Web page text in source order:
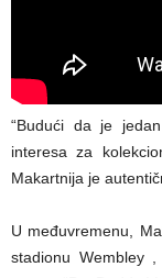
“Budući da je
interesa za
Makartnija je
U međuvremenu,
stadionu Wembley